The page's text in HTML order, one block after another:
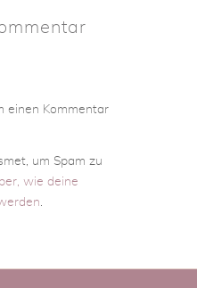
einen Kommentar
um Spam zu
wie deine